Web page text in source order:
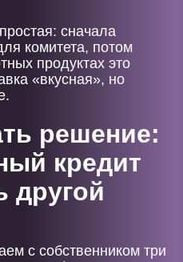
сначала
комитета, потом
продуктах это
«вкусная», но
решение:
кредит
другой
с собственником три